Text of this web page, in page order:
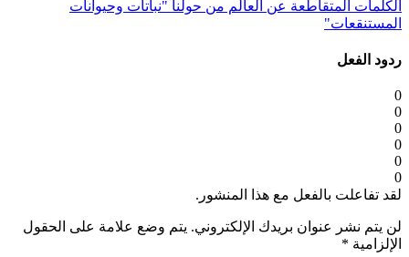
الكلمات المتقاطعة عن العالم من حولنا "نباتات وحيوانات
المستنقعات"
ردود الفعل
0
0
0
0
0
0
لقد تفاعلت بالفعل مع هذا المنشور.
لن يتم نشر عنوان بريدك الإلكتروني. يتم وضع علامة على الحقول
الإلزامية *